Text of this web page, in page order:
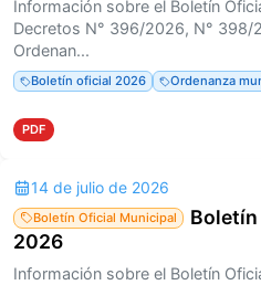
Información sobre el Boletín
Decretos N° 396/2026, N° 398/
Ordenan...
Boletín oficial 2026 Ordenanza
PDF
14 de julio de 2026
Boletín Oficial Municipal
Boletín
2026
Información sobre el Boletín